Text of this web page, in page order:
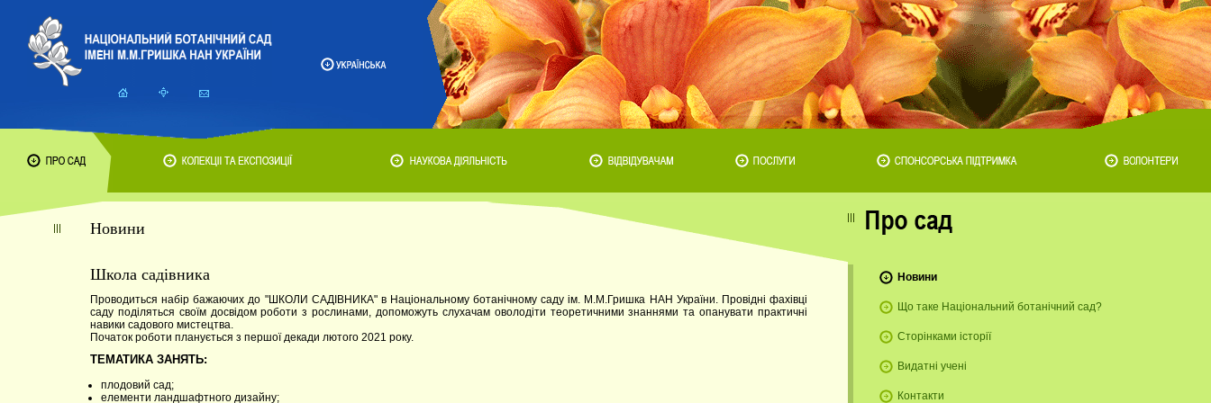
Новини
Школа садівника
Проводиться набір бажаючих до "ШКОЛИ САДІВНИКА" в Національному ботанічному саду ім. М.М.Гришка НАН України. Провідні фахівці
саду поділяться своїм досвідом роботи з рослинами, допоможуть слухачам оволодіти теоретичними знаннями та опанувати практичні
навики садового мистецтва.
Початок роботи планується з першої декади лютого 2021 року.
ТЕМАТИКА ЗАНЯТЬ:
плодовий сад;
елементи ландшафтного дизайну;
Новини
Що таке Національний ботанічний сад?
Сторінками історії
Видатні учені
Контакти